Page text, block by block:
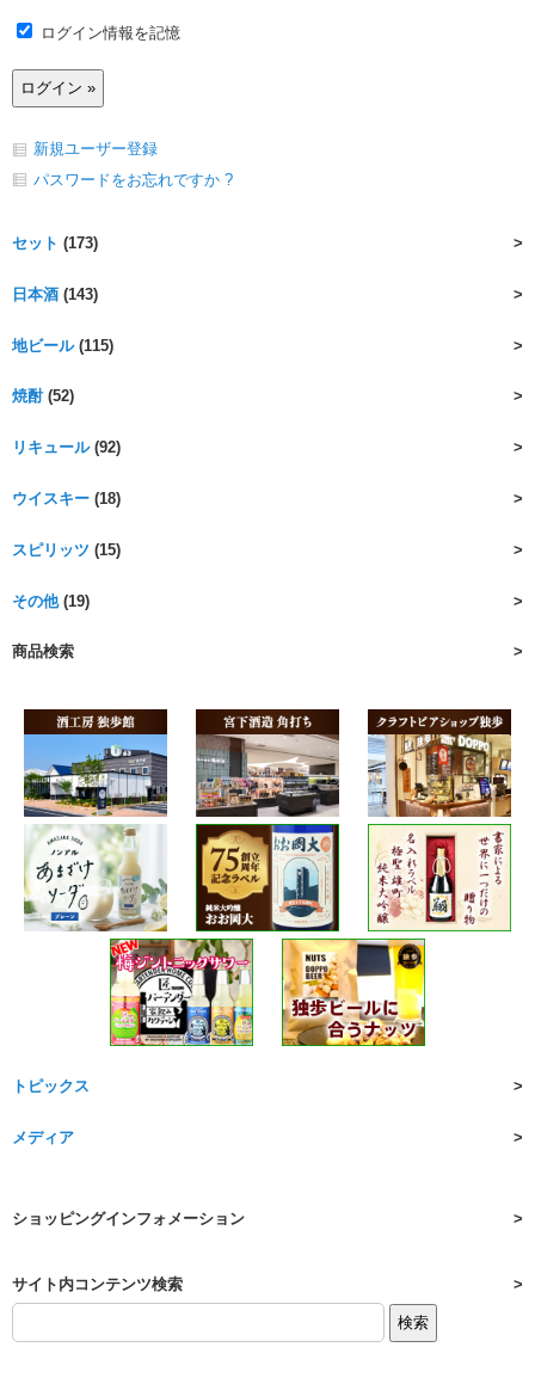
ログイン情報を記憶
新規ユーザー登録
パスワードをお忘れですか ?
セット (173)
日本酒 (143)
地ビール(115)
焼酎(52)
リキュール(92)
ウイスキー (18)
スピリッツ (15)
その他(19)
商品検索
トピックス
メディア
ショッピングインフォメーション
サイト内コンテンツ検索